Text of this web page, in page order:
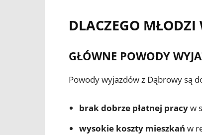
DLACZEGO MŁODZI
GŁÓWNE POWODY
Powody wyjazdów z Dąbrowy są
brak dobrze płatnej pracyw
wysokie koszty mieszkań w